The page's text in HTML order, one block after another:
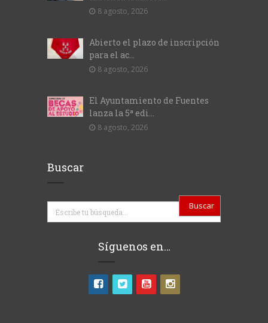
8 agosto, 2026
Abierto el plazo de inscripción
para el ac...
8 agosto, 2026
El Ayuntamiento de Fuentes
lanza la 5ª edi...
8 agosto, 2026
Buscar
Buscar
Síguenos en…